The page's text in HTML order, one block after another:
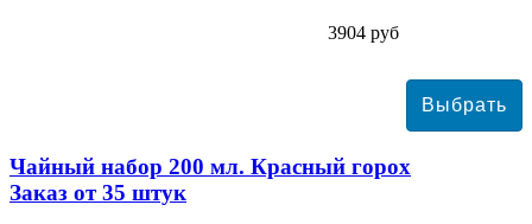
3904 руб
Чайный набор 200 мл. Красный горох
Заказ от 35 штук